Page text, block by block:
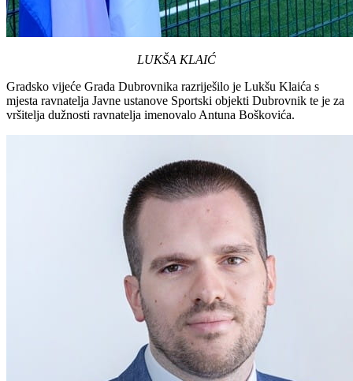
LUKŠA KLAIĆ
Gradsko vijeće Grada Dubrovnika razriješilo je Lukšu Klaića s
mjesta ravnatelja Javne ustanove Sportski objekti Dubrovnik te je za
vršitelja dužnosti ravnatelja imenovalo Antuna Boškovića.